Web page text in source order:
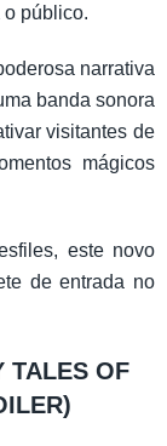
o público.
narrativa
banda sonora
visitantes de
mágicos
este novo
de entrada no
TALES OF